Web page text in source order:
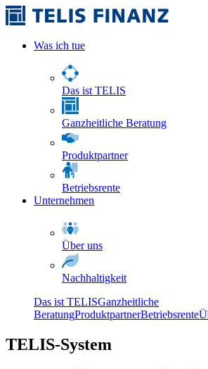
Was ich tue
Das ist TELIS
Ganzheitliche Beratung
Produktpartner
Betriebsrente
Unternehmen
Über uns
Nachhaltigkeit
Das ist TELISGanzheitliche
BeratungProduktpartnerBetriebsrente
TELIS-System